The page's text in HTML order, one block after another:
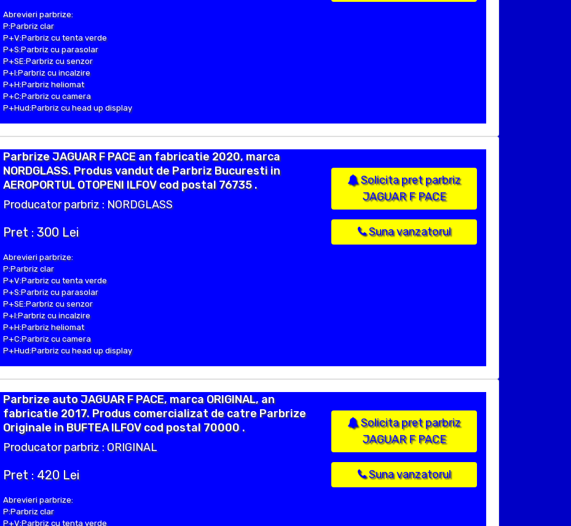
Abrevieri parbrize:
P:Parbriz clar
P+V:Parbriz cu tenta verde
P+S:Parbriz cu parasolar
P+SE:Parbriz cu senzor
P+I:Parbriz cu incalzire
P+H:Parbriz heliomat
P+C:Parbriz cu camera
P+Hud:Parbriz cu head up display
Parbrize JAGUAR F PACE an fabricatie 2020, marca
NORDGLASS. Produs vandut de Parbriz Bucuresti in
AEROPORTUL OTOPENI ILFOV cod postal 76735 .
Producator parbriz : NORDGLASS
Pret : 300 Lei
Abrevieri parbrize:
P:Parbriz clar
P+V:Parbriz cu tenta verde
P+S:Parbriz cu parasolar
P+SE:Parbriz cu senzor
P+I:Parbriz cu incalzire
P+H:Parbriz heliomat
P+C:Parbriz cu camera
P+Hud:Parbriz cu head up display
Solicita pret parbriz
JAGUAR F PACE
Suna vanzatorul
Parbrize auto JAGUAR F PACE, marca ORIGINAL, an
fabricatie 2017. Produs comercializat de catre Parbrize
Originale in BUFTEA ILFOV cod postal 70000 .
Producator parbriz : ORIGINAL
Pret : 420 Lei
Abrevieri parbrize:
P:Parbriz clar
P+V:Parbriz cu tenta verde
Solicita pret parbriz
JAGUAR F PACE
Suna vanzatorul